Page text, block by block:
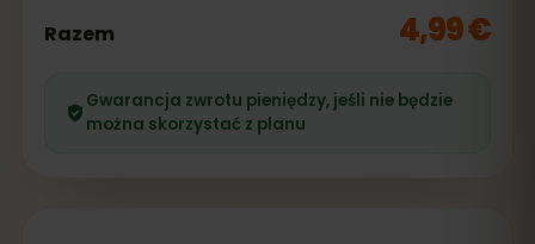
Razem 4,99 €
Gwarancja zwrotu pieniędzy, jeśli nie będzie
można skorzystać z planu